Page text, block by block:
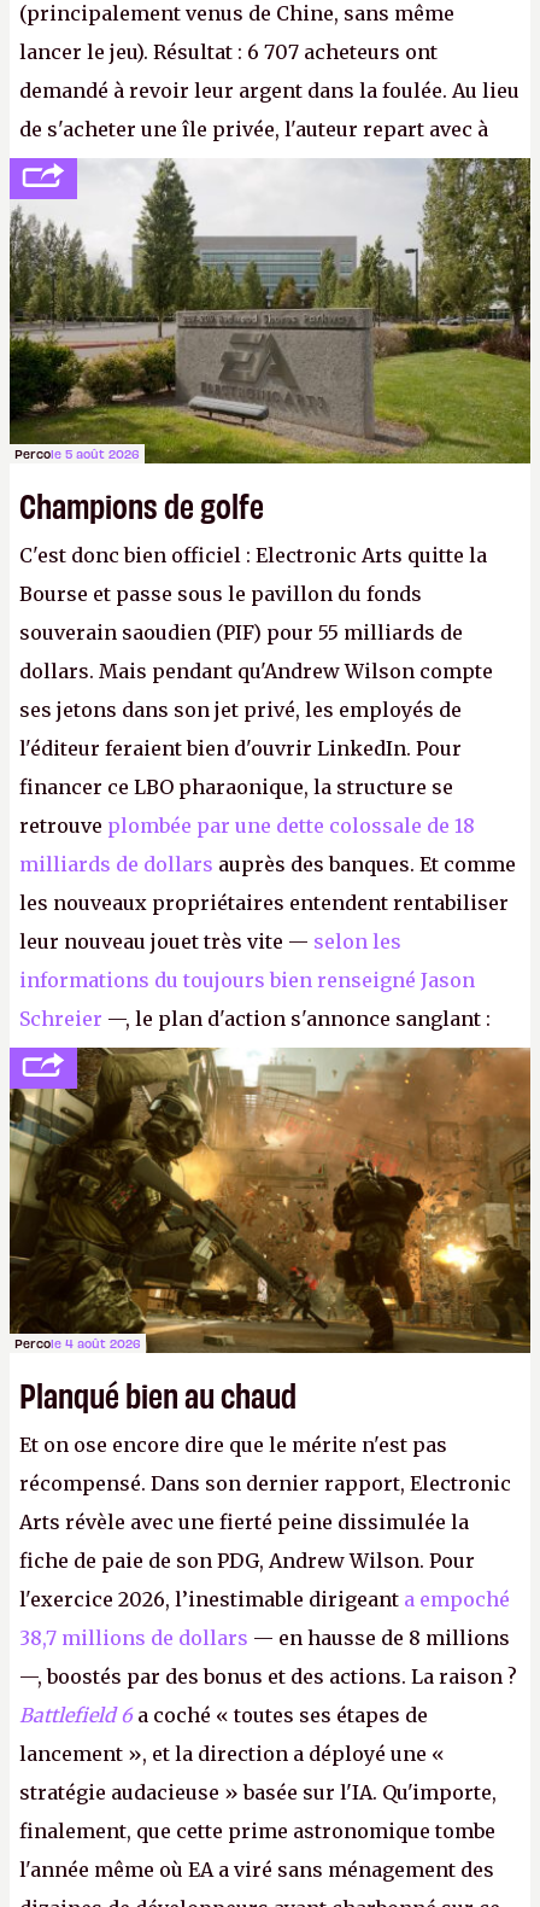
(principalement venus de Chine, sans même
lancer le jeu). Résultat : 6 707 acheteurs ont
demandé à revoir leur argent dans la foulée. Au lieu
de s'acheter une île privée, l'auteur repart avec à
peine 2 000 dollars en poche. C'est toujours plus
cher payé que le temps passé à dev, mais ça
apprendra aux petits malins qu'on ne braque pas
Gabe Newell aussi facilement.P.
Percole 5 août 2026
Champions de golfe
C'est donc bien officiel : Electronic Arts quitte la
Bourse et passe sous le pavillon du fonds
souverain saoudien (PIF) pour 55 milliards de
dollars. Mais pendant qu'Andrew Wilson compte
ses jetons dans son jet privé, les employés de
l'éditeur feraient bien d'ouvrir LinkedIn. Pour
financer ce LBO pharaonique, la structure se
retrouve plombée par une dette colossale de 18
milliards de dollars auprès des banques. Et comme
les nouveaux propriétaires entendent rentabiliser
leur nouveau jouet très vite — selon les
informations du toujours bien renseigné Jason
Schreier —, le plan d'action s'annonce sanglant :
réductions de coûts drastiques, fermetures de
studios et licenciements massifs. En gros, essorer
FCetBattlefield, puis virer le reste.P.
Percole 4 août 2026
Planqué bien au chaud
Et on ose encore dire que le mérite n'est pas
récompensé. Dans son dernier rapport, Electronic
Arts révèle avec une fierté peine dissimulée la
fiche de paie de son PDG, Andrew Wilson. Pour
l'exercice 2026, l’inestimable dirigeant a empoché
38,7 millions de dollars — en hausse de 8 millions
—, boostés par des bonus et des actions. La raison ?
Battlefield 6 a coché « toutes ses étapes de
lancement », et la direction a déployé une «
stratégie audacieuse » basée sur l'IA. Qu'importe,
finalement, que cette prime astronomique tombe
l'année même où EA a viré sans ménagement des